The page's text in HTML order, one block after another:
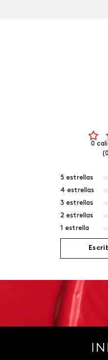
0
5 estrellas
4 estrellas
3 estrellas
2 estrellas
1 estrella
Agregar
Título